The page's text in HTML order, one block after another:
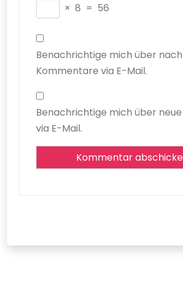
× 8 = 56
Benachrichtige mich über
Kommentare via E-Mail.
Benachrichtige mich über
via E-Mail.